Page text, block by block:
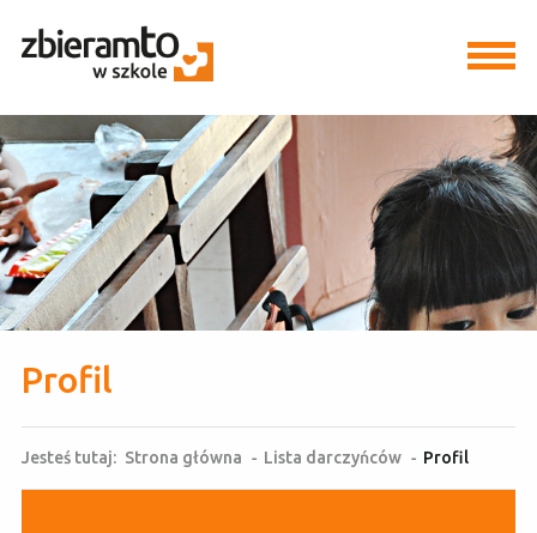
Profil
Jesteś tutaj: Strona główna - Lista darczyńców - Profil